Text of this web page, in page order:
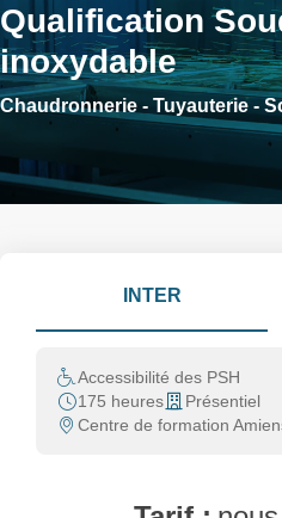
Qualification
inoxydable
Chaudronnerie - Tuyauterie -
INTER
Accessibilité des PSH
175 heures
Présentiel
Centre de formation